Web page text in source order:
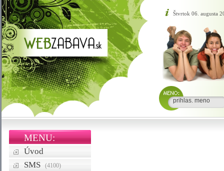
Štvrtok 06. augusta
MENU:
Úvod
SMS
(4100)